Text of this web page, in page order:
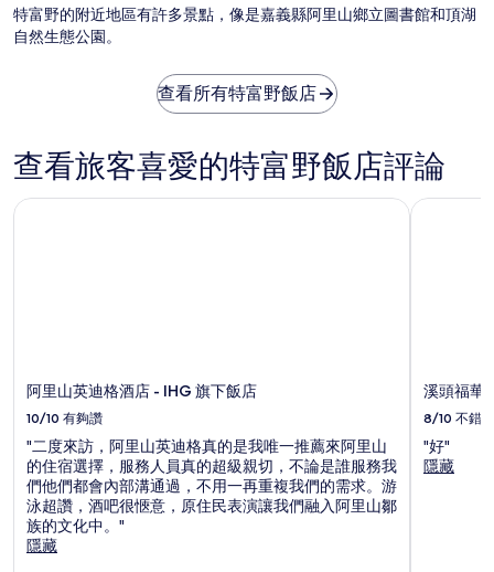
他
條
特富野的附近地區有許多景點，像是嘉義縣阿里山鄉立圖書館和頂湖
自然生態公園。
查看所有特富野飯店
查看旅客喜愛的特富野飯店評論
阿里山英迪格酒店 - IHG 旗下飯店
10/10 有夠讚
"二度來訪，阿里山英迪格真的是我唯一推薦來阿里山
的住宿選擇，服務人員真的超級親切，不論是誰服務我
們他們都會內部溝通過，不用一再重複我們的需求。游
泳超讚，酒吧很愜意，原住民表演讓我們融入阿里山鄒
族的文化中。"
隱藏
阿里山英迪格酒店 - IHG 旗下飯店
溪頭福華
8/10 不錯哦
"好"
隱藏
溪頭福華